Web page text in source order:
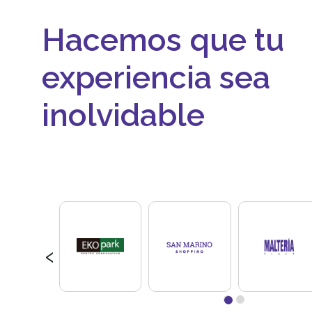
Hacemos que tu
experiencia sea
inolvidable
‹